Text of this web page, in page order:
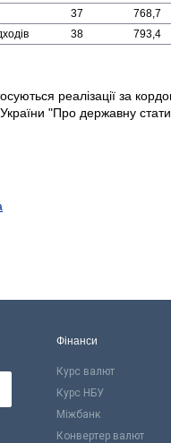
37 768,7
38 793,4
реалізації за
"Про державну
Фінанси
Курс валют
Курс НБУ
Міжбанк
Конвертер валют